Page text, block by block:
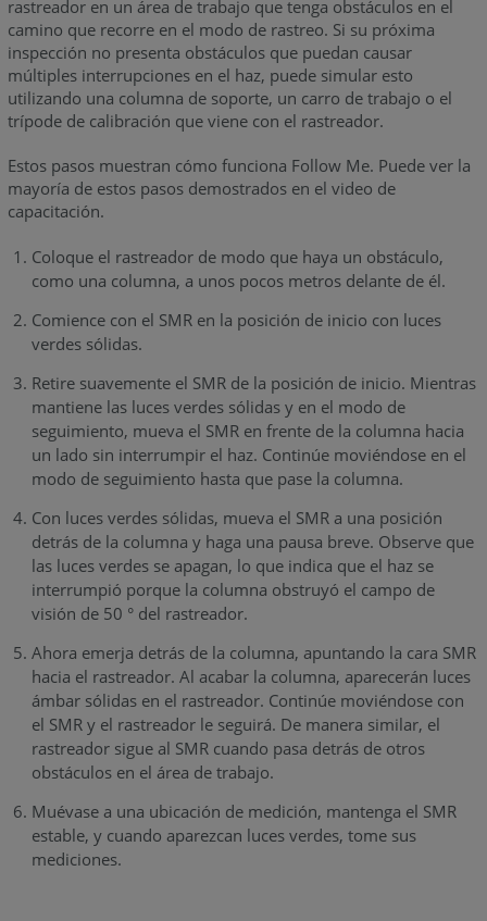
rastreador en un área de trabajo que tenga obstáculos en el
camino que recorre en el modo de rastreo. Si su próxima
inspección no presenta obstáculos que puedan causar
múltiples interrupciones en el haz, puede simular esto
utilizando una columna de soporte, un carro de trabajo o el
trípode de calibración que viene con el rastreador.
Estos pasos muestran cómo funciona Follow Me. Puede ver la
mayoría de estos pasos demostrados en el video de
capacitación.
Coloque el rastreador de modo que haya un obstáculo,
como una columna, a unos pocos metros delante de él.
Comience con el SMR en la posición de inicio con luces
verdes sólidas.
Retire suavemente el SMR de la posición de inicio. Mientras
mantiene las luces verdes sólidas y en el modo de
seguimiento, mueva el SMR en frente de la columna hacia
un lado sin interrumpir el haz. Continúe moviéndose en el
modo de seguimiento hasta que pase la columna.
Con luces verdes sólidas, mueva el SMR a una posición
detrás de la columna y haga una pausa breve. Observe que
las luces verdes se apagan, lo que indica que el haz se
interrumpió porque la columna obstruyó el campo de
visión de 50 ° del rastreador.
Ahora emerja detrás de la columna, apuntando la cara SMR
hacia el rastreador. Al acabar la columna, aparecerán luces
ámbar sólidas en el rastreador. Continúe moviéndose con
el SMR y el rastreador le seguirá. De manera similar, el
rastreador sigue al SMR cuando pasa detrás de otros
obstáculos en el área de trabajo.
Muévase a una ubicación de medición, mantenga el SMR
estable, y cuando aparezcan luces verdes, tome sus
mediciones.